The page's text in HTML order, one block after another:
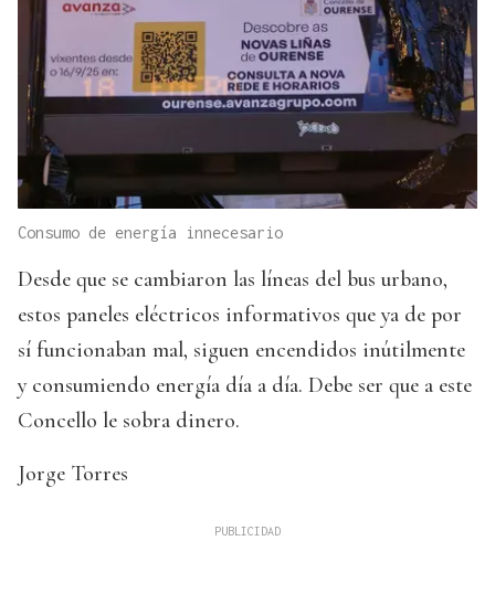
Consumo de energía innecesario
Desde que se cambiaron las líneas del bus urbano,
estos paneles eléctricos informativos que ya de por
sí funcionaban mal, siguen encendidos inútilmente
y consumiendo energía día a día. Debe ser que a este
Concello le sobra dinero.
Jorge Torres